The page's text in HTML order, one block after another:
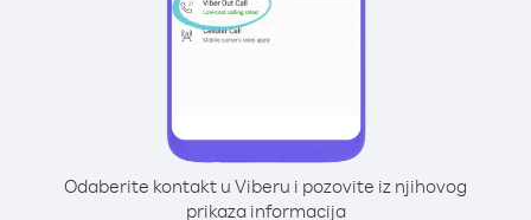
Odaberite kontakt u Viberu i pozovite iz njihovog
prikaza informacija